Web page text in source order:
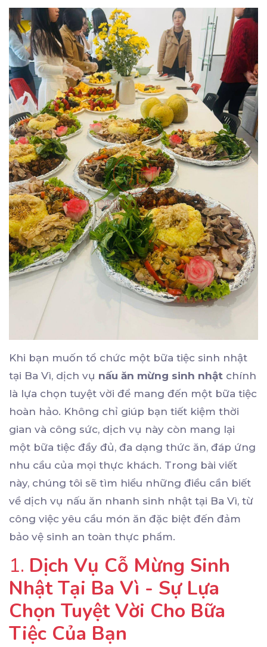
Khi bạn muốn tổ chức một bữa tiệc sinh nhật
tại Ba Vì, dịch vụ nấu ăn mừng sinh nhật chính
là lựa chọn tuyệt vời để mang đến một bữa tiệc
hoàn hảo. Không chỉ giúp bạn tiết kiệm thời
gian và công sức, dịch vụ này còn mang lại
một bữa tiệc đầy đủ, đa dạng thức ăn, đáp ứng
nhu cầu của mọi thực khách. Trong bài viết
này, chúng tôi sẽ tìm hiểu những điều cần biết
về dịch vụ nấu ăn nhanh sinh nhật tại Ba Vì, từ
công việc yêu cầu món ăn đặc biệt đến đảm
bảo vệ sinh an toàn thực phẩm.
1. Dịch Vụ Cỗ Mừng Sinh
Nhật Tại Ba Vì - Sự Lựa
Chọn Tuyệt Vời Cho Bữa
Tiệc Của Bạn